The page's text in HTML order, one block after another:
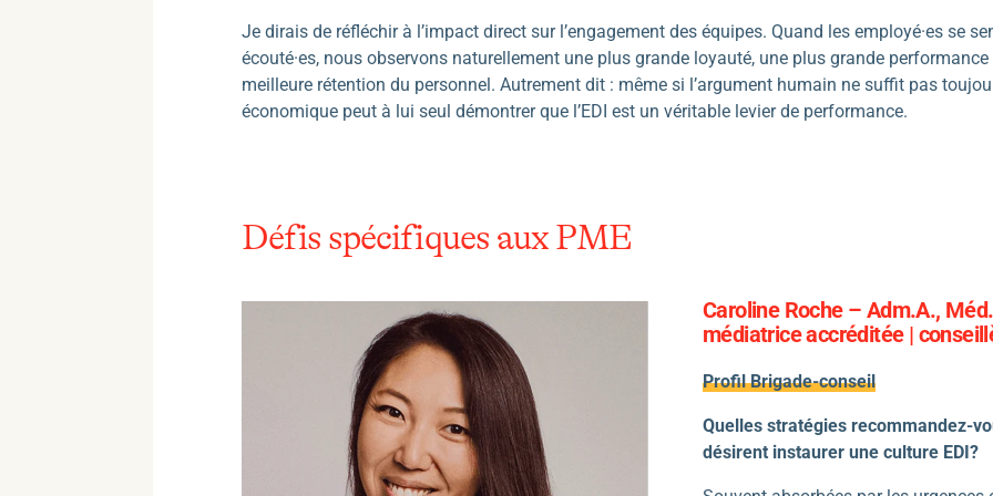
Je dirais de réfléchir à l’impact direct sur l’engagement des équipes. Quand les employé·es se
écouté·es, nous observons naturellement une plus grande loyauté, une plus grande performance
meilleure rétention du personnel. Autrement dit : même si l’argument humain ne suffit pas
économique peut à lui seul démontrer que l’EDI est un véritable levier de performance.
Défis spécifiques aux PME
Caroline Roche – Adm.A.,
médiatrice accréditée |
Profil Brigade-conseil
Quelles stratégies recommandez-
désirent instaurer une culture EDI?